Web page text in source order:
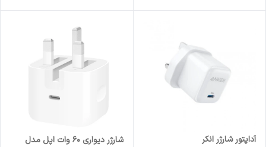
آداپتور شارژر انکر
شارژر دیواری 60 وات اپل مدل